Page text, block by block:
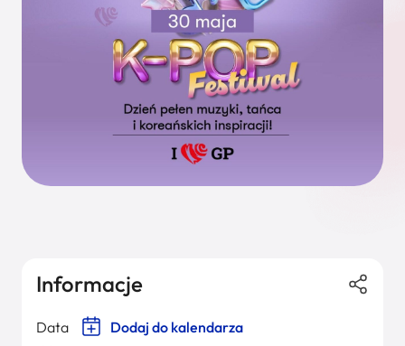
Informacje
Data Dodaj do kalendarza